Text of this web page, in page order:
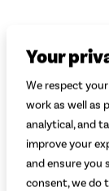
Your
We respect
work as well as
analytical, and
improve your
and ensure you
consent, we do